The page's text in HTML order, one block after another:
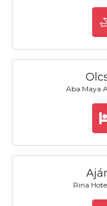
Aba Maya
Rina